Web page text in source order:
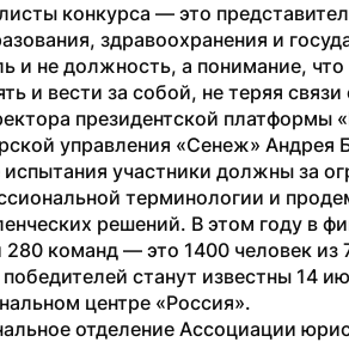
конкурса — это
здравоохранения и
и не должность, а понимание,
и вести за собой, не теряя
президентской платформы
управления «Сенеж» Андрея
испытания участники должны за
терминологии и
решений. В этом году в
команд — это 1400 человек из
станут известны 14
центре «Россия».
отделение Ассоциации